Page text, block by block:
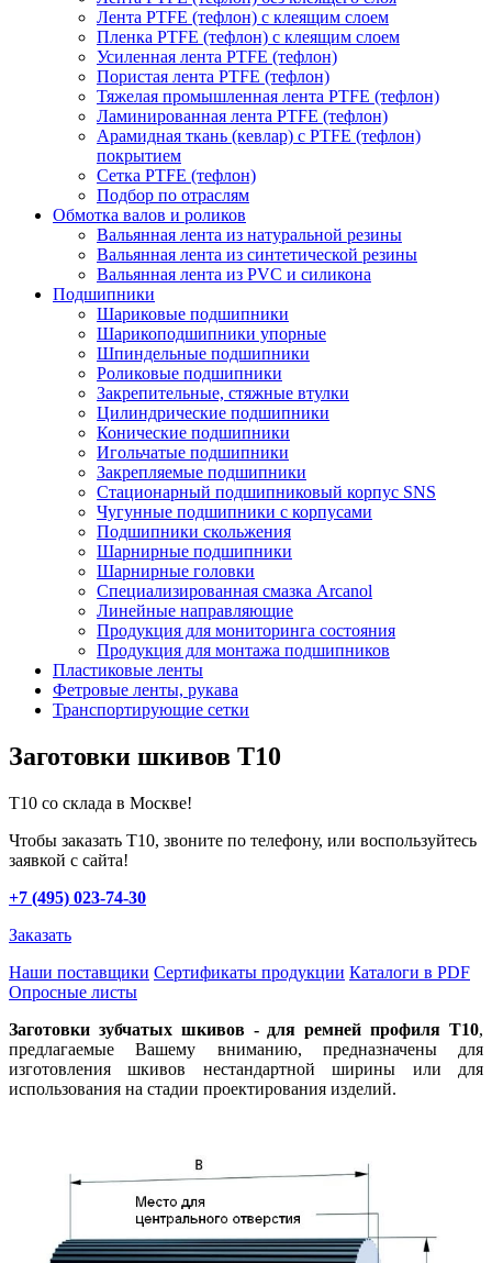
Лента PTFE (тефлон) с клеящим слоем
Пленка PTFE (тефлон) с клеящим слоем
Усиленная лента PTFE (тефлон)
Пористая лента PTFE (тефлон)
Тяжелая промышленная лента PTFE (тефлон)
Ламинированная лента PTFE (тефлон)
Арамидная ткань (кевлар) с PTFE (тефлон)
покрытием
Сетка PTFE (тефлон)
Подбор по отраслям
Обмотка валов и роликов
Вальянная лента из натуральной резины
Вальянная лента из синтетической резины
Вальянная лента из PVC и силикона
Подшипники
Шариковые подшипники
Шарикоподшипники упорные
Шпиндельные подшипники
Роликовые подшипники
Закрепительные, стяжные втулки
Цилиндрические подшипники
Конические подшипники
Игольчатые подшипники
Закрепляемые подшипники
Стационарный подшипниковый корпус SNS
Чугунные подшипники с корпусами
Подшипники скольжения
Шарнирные подшипники
Шарнирные головки
Специализированная смазка Arcanol
Линейные направляющие
Продукция для мониторинга состояния
Продукция для монтажа подшипников
Пластиковые ленты
Фетровые ленты, рукава
Транспортирующие сетки
Заготовки шкивов Т10
T10 со склада в Москве!
Чтобы заказать T10, звоните по телефону, или воспользуйтесь
заявкой с сайта!
+7 (495) 023-74-30
Заказать
Наши поставщики Сертификаты продукции Каталоги в PDF
Опросные листы
Заготовки зубчатых шкивов - для ремней профиля T10,
предлагаемые Вашему вниманию, предназначены для
изготовления шкивов нестандартной ширины или для
использования на стадии проектирования изделий.